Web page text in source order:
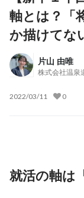
軸とは？「
か描けてな
片山 由唯
株式会社温泉
2022/03/11 0
就活の軸は